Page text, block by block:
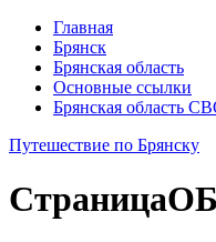
Главная
Брянск
Брянская область
Основные ссылки
Брянская область
Путешествие по Брянску
Страница